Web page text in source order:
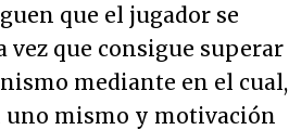
que el jugador se
que consigue superar
mediante en el cual,
uno mismo y motivación